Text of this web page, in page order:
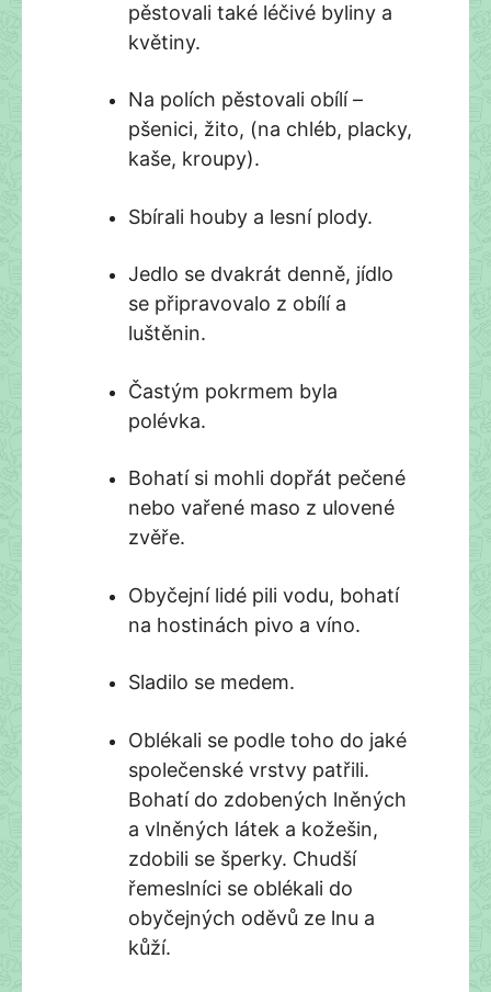
pěstovali také léčivé byliny a
květiny.
Na polích pěstovali obílí –
pšenici, žito, (na chléb, placky,
kaše, kroupy).
Sbírali houby a lesní plody.
Jedlo se dvakrát denně, jídlo
se připravovalo z obílí a
luštěnin.
Častým pokrmem byla
polévka.
Bohatí si mohli dopřát pečené
nebo vařené maso z ulovené
zvěře.
Obyčejní lidé pili vodu, bohatí
na hostinách pivo a víno.
Sladilo se medem.
Oblékali se podle toho do jaké
společenské vrstvy patřili.
Bohatí do zdobených lněných
a vlněných látek a kožešin,
zdobili se šperky. Chudší
řemeslníci se oblékali do
obyčejných oděvů ze lnu a
kůží.